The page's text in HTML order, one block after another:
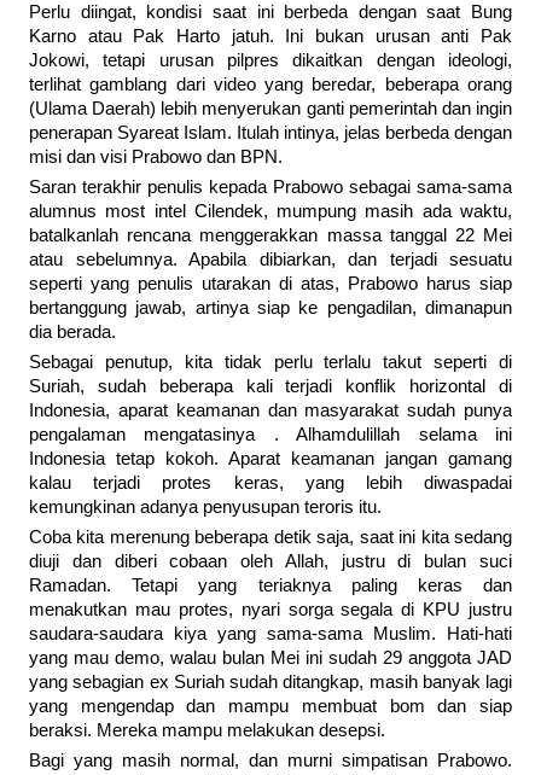
Perlu diingat, kondisi saat ini berbeda dengan saat Bung
Karno atau Pak Harto jatuh. Ini bukan urusan anti Pak
Jokowi, tetapi urusan pilpres dikaitkan dengan ideologi,
terlihat gamblang dari video yang beredar, beberapa orang
(Ulama Daerah) lebih menyerukan ganti pemerintah dan ingin
penerapan Syareat Islam. Itulah intinya, jelas berbeda dengan
misi dan visi Prabowo dan BPN.
Saran terakhir penulis kepada Prabowo sebagai sama-sama
alumnus most intel Cilendek, mumpung masih ada waktu,
batalkanlah rencana menggerakkan massa tanggal 22 Mei
atau sebelumnya. Apabila dibiarkan, dan terjadi sesuatu
seperti yang penulis utarakan di atas, Prabowo harus siap
bertanggung jawab, artinya siap ke pengadilan, dimanapun
dia berada.
Sebagai penutup, kita tidak perlu terlalu takut seperti di
Suriah, sudah beberapa kali terjadi konflik horizontal di
Indonesia, aparat keamanan dan masyarakat sudah punya
pengalaman mengatasinya . Alhamdulillah selama ini
Indonesia tetap kokoh. Aparat keamanan jangan gamang
kalau terjadi protes keras, yang lebih diwaspadai
kemungkinan adanya penyusupan teroris itu.
Coba kita merenung beberapa detik saja, saat ini kita sedang
diuji dan diberi cobaan oleh Allah, justru di bulan suci
Ramadan. Tetapi yang teriaknya paling keras dan
menakutkan mau protes, nyari sorga segala di KPU justru
saudara-saudara kiya yang sama-sama Muslim. Hati-hati
yang mau demo, walau bulan Mei ini sudah 29 anggota JAD
yang sebagian ex Suriah sudah ditangkap, masih banyak lagi
yang mengendap dan mampu membuat bom dan siap
beraksi. Mereka mampu melakukan desepsi.
Bagi yang masih normal, dan murni simpatisan Prabowo.